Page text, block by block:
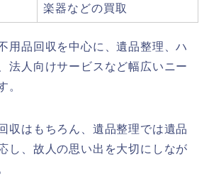
楽器などの買取
用品回収を中心に、遺品整理、ハ
法人向けサービスなど幅広いニー
。
収はもちろん、遺品整理では遺品
し、故人の思い出を大切にしなが